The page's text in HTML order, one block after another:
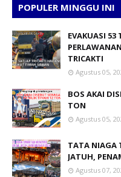
POPULER MINGGU INI
EVAKUASI
TRICAKTI
Agustus 05,
BOS AKAI
TON
Agustus 05,
TATA NIAGA
JATUH,
Agustus 07,